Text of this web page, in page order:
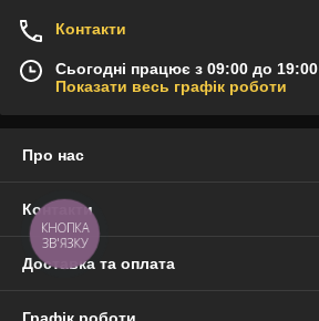
Контакти
Сьогодні працює з 09:00 до 19:00
Показати весь графік роботи
Про нас
Контакти
Доставка та оплата
КНОПКА
ЗВ'ЯЗКУ